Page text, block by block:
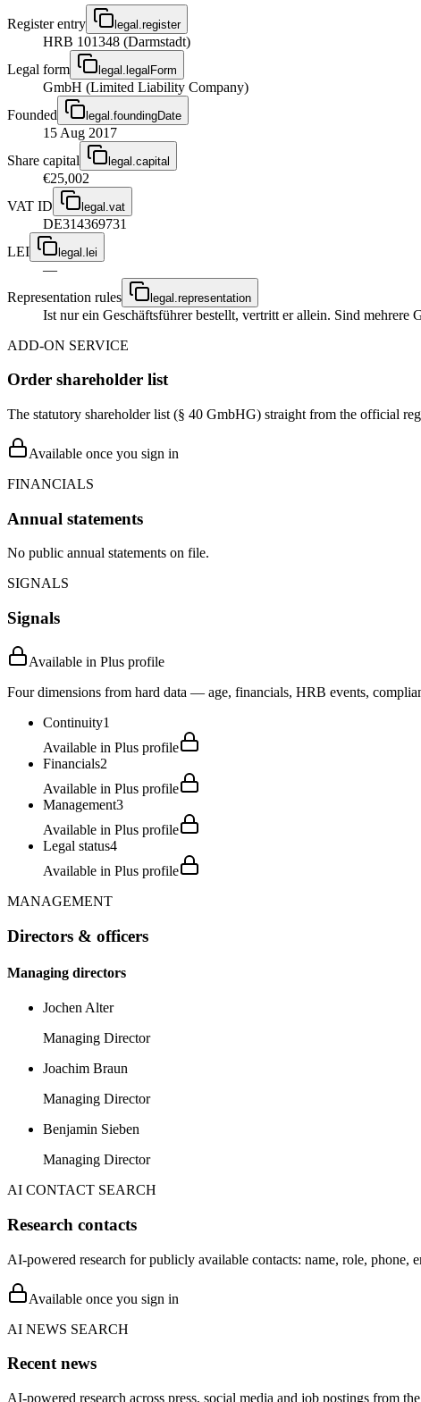
Register entry legal.register
HRB 101348 (Darmstadt)
Legal form
legal.legalForm
GmbH (Limited Liability Company)
Founded
legal.foundingDate
15 Aug 2017
Share capital
legal.capital
€25,002
VAT ID
legal.vat
DE314369731
LEI
legal.lei
—
Representation rules
legal.representation
Ist nur ein Geschäftsführer bestellt, vertritt er allein. Sind mehrere
ADD-ON SERVICE
Order shareholder list
The statutory shareholder list (§ 40 GmbHG) straight from the official
Available once you sign in
FINANCIALS
Annual statements
No public annual statements on file.
SIGNALS
Signals
Available in Plus profile
Four dimensions from hard data — age, financials, HRB events,
Continuity1
Available in Plus profile
Financials2
Available in Plus profile
Management3
Available in Plus profile
Legal status4
Available in Plus profile
MANAGEMENT
Directors & officers
Managing directors
Jochen Alter
Managing Director
Joachim Braun
Managing Director
Benjamin Sieben
Managing Director
AI CONTACT SEARCH
Research contacts
AI-powered research for publicly available contacts: name, role, phone,
Available once you sign in
AI NEWS SEARCH
Recent news
AI-powered research across press, social media and job postings from